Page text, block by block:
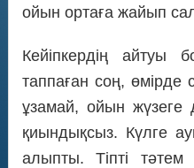
ойын ортаға жайып
Кейіп­кердің айтуы
таппаған соң, өмірде
ұзамай, ойын жүзеге
қиындықсыз. Күл­ге
алыпты. Тіпті